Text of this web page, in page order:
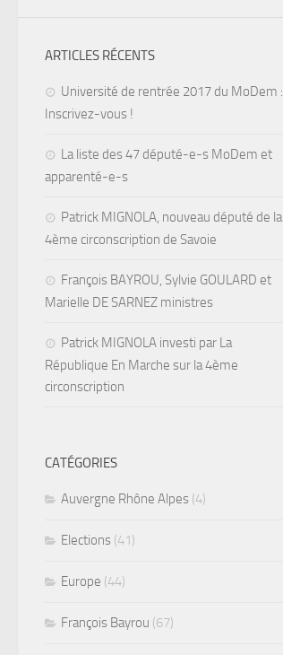
ARTICLES RÉCENTS
Université de rentrée 2017 du MoDem :
Inscrivez-vous !
La liste des 47 député-e-s MoDem et
apparenté-e-s
Patrick MIGNOLA, nouveau député de la
4ème circonscription de Savoie
François BAYROU, Sylvie GOULARD et
Marielle DE SARNEZ ministres
Patrick MIGNOLA investi par La
République En Marche sur la 4ème
circonscription
CATÉGORIES
Auvergne Rhône Alpes (4)
Elections (41)
Europe (44)
François Bayrou (67)